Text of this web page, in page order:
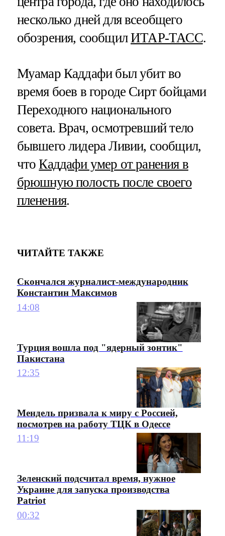
несколько дней для всеобщего
обозрения, сообщилИТАР-ТАСС.
Муамар Каддафи был убит во
время боев в городе Сирт бойцами
Переходного национального
совета. Врач, осмотревший тело
бывшего лидера Ливии, сообщил,
чтоКаддафи умер от ранения в
брюшную полость после своего
пленения.
ЧИТАЙТЕ ТАКЖЕ
Скончался журналист-международник
Константин Максимов
14:08
Турция вошла под "ядерный зонтик"
Пакистана
12:35
Мендель призвала к миру с Россией,
посмотрев на работу ТЦК в Одессе
11:19
Зеленский подсчитал время, нужное
Украине для запуска производства
Patriot
00:32